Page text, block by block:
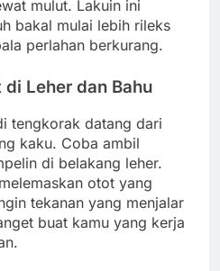
mulut. Lakuin ini
bakal mulai lebih rileks
perlahan berkurang.
Leher dan Bahu
tengkorak datang dari
kaku. Coba ambil
di belakang leher.
otot yang
tekanan yang menjalar
buat kamu yang kerja